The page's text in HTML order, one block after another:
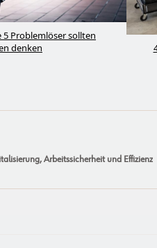
5 Problemlöser sollten
denken
Arbeitssicherheit und Effizienz